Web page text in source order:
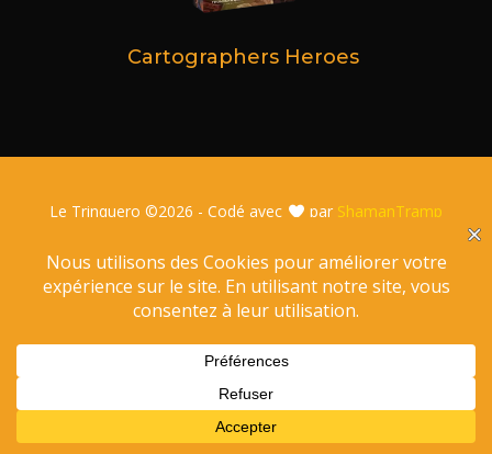
Cartographers Heroes
Le Trinquero ©2026 - Codé avec par ShamanTramp